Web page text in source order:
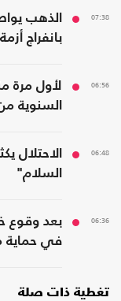
07:38
الذهب
بانفراج
06:56
لأول مرة
السنوية
06:48
السلام"
06:36
في حماية
تغطية ذات صلة